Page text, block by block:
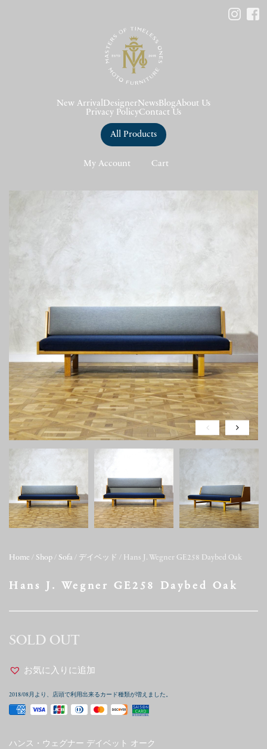
New Arrival DesignerNews BlogAbout Us
Privacy PolicyContact Us
All Products
My Account Cart
Home / Shop / Sofa / デイベッド / Hans J. Wegner GE258 Daybed Oak
Hans J. Wegner GE258 Daybed Oak
SOLD OUT
お気に入りに追加
2018/08月より、店頭で利用出来るカード種類が増えました。
ハンス・ウェグナー デイベット オーク